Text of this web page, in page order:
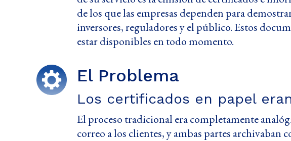
de los que las empresas dependen para
inversores, reguladores y el público. Estos
estar disponibles en todo momento.
El Problema
Los certificados en papel
El proceso tradicional era completamente
correo a los clientes, y ambas partes archivaban